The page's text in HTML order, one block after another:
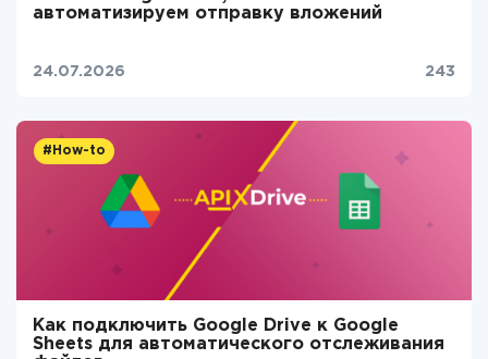
автоматизируем отправку вложений
24.07.2026 243
#How-to
Как подключить Google Drive к Google
Sheets для автоматического отслеживания